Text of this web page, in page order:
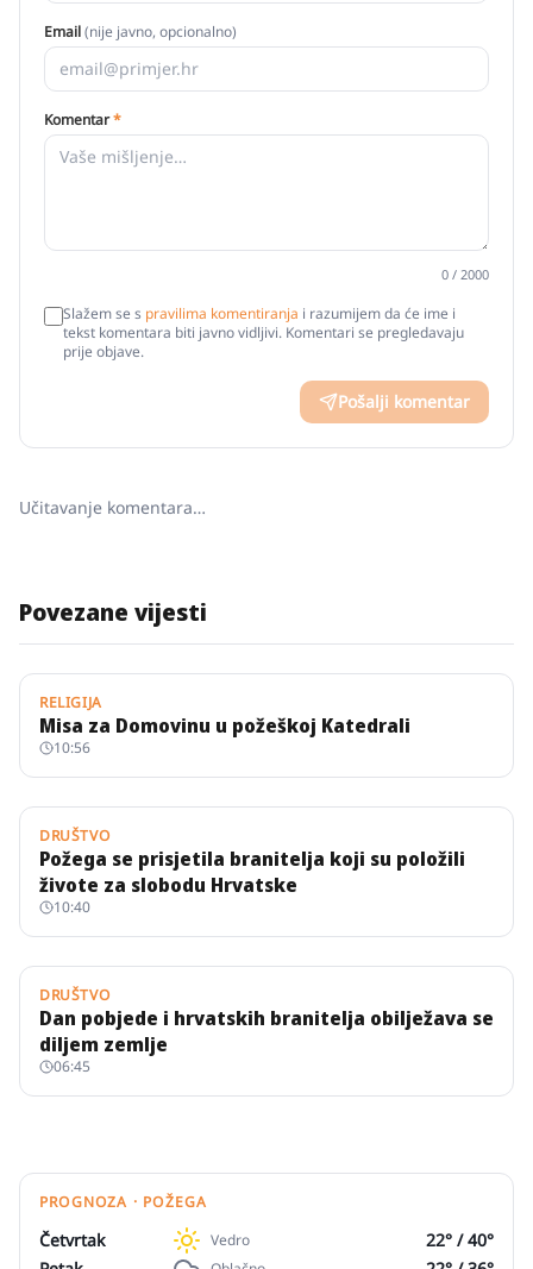
Email(nije javno, opcionalno)
Komentar*
0 / 2000
Slažem se s pravilima komentiranja i razumijem da će ime i
tekst komentara biti javno vidljivi. Komentari se pregledavaju
prije objave.
Pošalji komentar
Učitavanje komentara…
Povezane vijesti
RELIGIJA
Misa za Domovinu u požeškoj Katedrali
10:56
DRUŠTVO
Požega se prisjetila branitelja koji su položili
živote za slobodu Hrvatske
10:40
DRUŠTVO
Dan pobjede i hrvatskih branitelja obilježava se
diljem zemlje
06:45
PROGNOZA · POŽEGA
Četvrtak Vedro 22° /40°